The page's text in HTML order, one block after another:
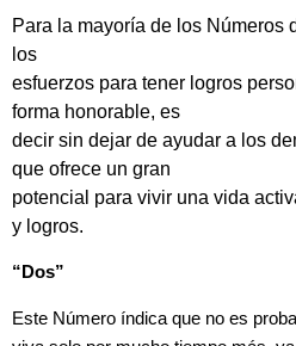
Para la mayoría de los Números
los
esfuerzos para tener logros
forma honorable, es
decir sin dejar de ayudar a los
que ofrece un gran
potencial para vivir una vida
y logros.
“Dos”
Este Número índica que no es